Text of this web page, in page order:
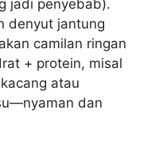
jadi penyebab).
denyut jantung
camilan ringan
+ protein, misal
atau
dan